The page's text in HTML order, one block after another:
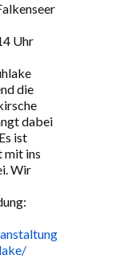
Uhr
die
dabei
ist
mit ins
Wir